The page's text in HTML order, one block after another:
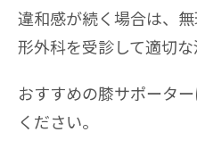
違和感が続く場合は、
形外科を受診して適切な
おすすめの膝サポータ
ください。